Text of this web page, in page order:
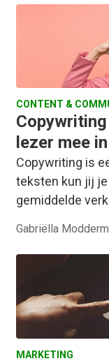
CONTENT &
lezer mee
Copywriting is
teksten kun jij
gemiddelde
Gabriëlla
MARKETING